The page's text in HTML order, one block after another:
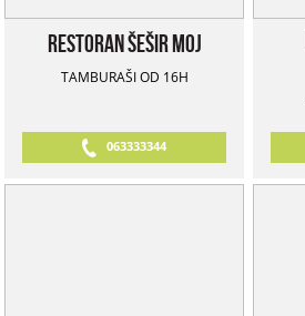
Restoran Šešir Moj
TAMBURAŠI OD 16H
063333344